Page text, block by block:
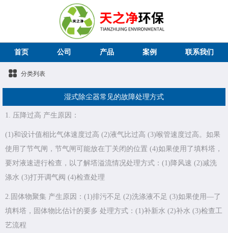
首页 公司 产品 案例 联系我们
分类列表
湿式除尘器常见的故障处理方式
1. 压降过高 产生原因：
(1)和设计值相比气体速度过高 (2)液气比过高 (3)喉管速度过高。如果
使用了节气闸，节气闸可能放在丁关闭的位置 (4)如果使用了填料塔，
要对液速进行检查，以了解塔溢流情况处理方式：(1)降风速 (2)减洗
涤水 (3)打开调气阀 (4)检查处理
2.固体物聚集 产生原因：(1)排污不足 (2)洗涤液不足 (3)如果使用—了
填料塔，固体物比估计的要多 处理方式：(1)补新水 (2)补水 (3)检查工
艺流程